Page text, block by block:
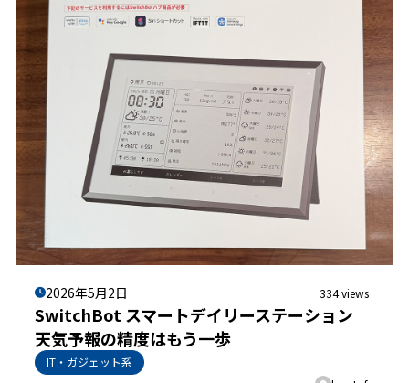
2026年5月2日 334 views
SwitchBot スマートデイリーステーション｜
天気予報の精度はもう一歩
IT・ガジェット系